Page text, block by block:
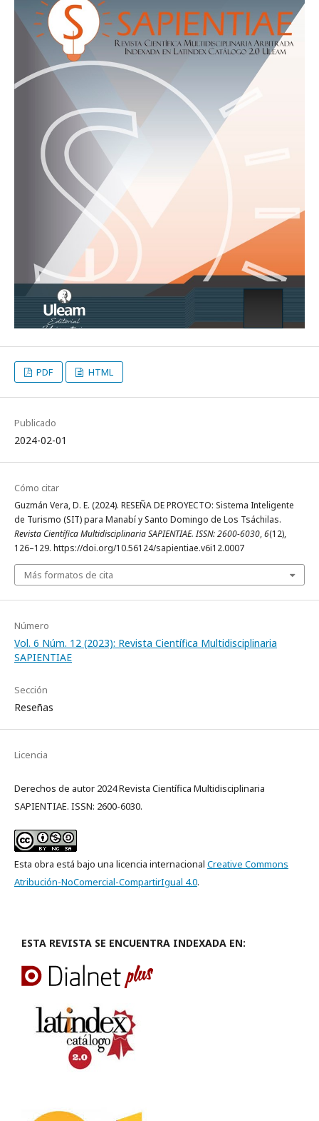
PDF HTML
Publicado
2024-02-01
Cómo citar
Guzmán Vera, D. E. (2024). RESEÑA DE PROYECTO: Sistema Inteligente
de Turismo (SIT) para Manabí y Santo Domingo de Los Tsáchilas.
Revista Científica Multidisciplinaria SAPIENTIAE. ISSN: 2600-6030,6(12),
126–129. https://doi.org/10.56124/sapientiae.v6i12.0007
Más formatos de cita
Número
Vol. 6 Núm. 12 (2023): Revista Científica Multidisciplinaria
SAPIENTIAE
Sección
Reseñas
Licencia
Derechos de autor 2024 Revista Científica Multidisciplinaria
SAPIENTIAE. ISSN: 2600-6030.
Esta obra está bajo una licencia internacional Creative Commons
Atribución-NoComercial-CompartirIgual 4.0.
ESTA REVISTA SE ENCUENTRA INDEXADA EN: